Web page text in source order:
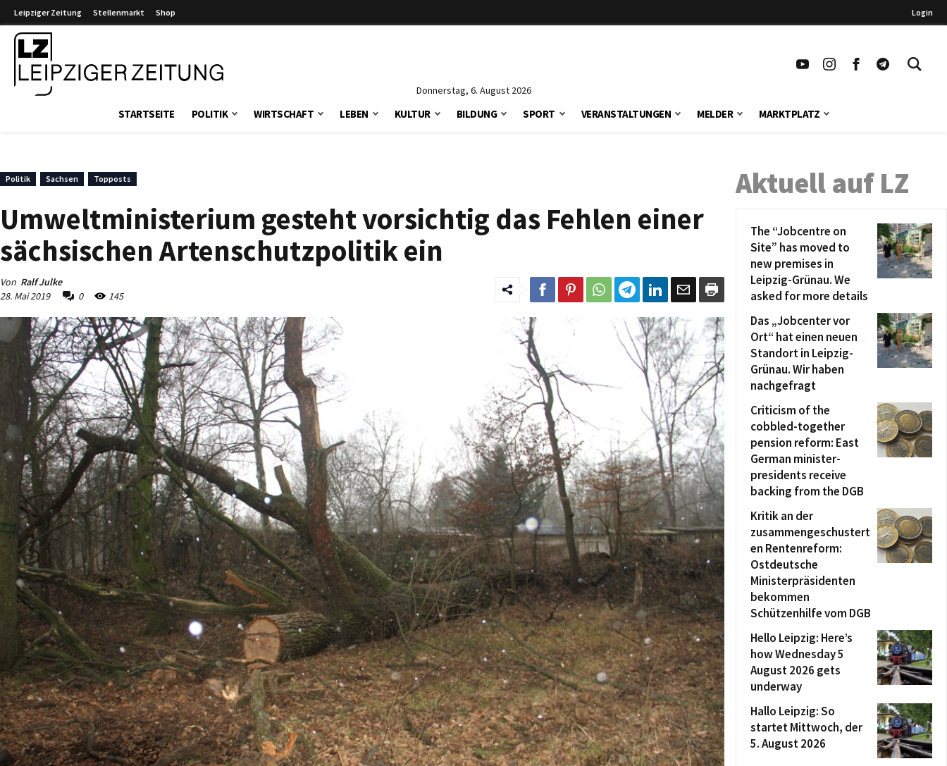
Leipziger Zeitung Stellenmarkt Shop Login
Donnerstag, 6. August 2026
STARTSEITE POLITIK WIRTSCHAFT LEBEN KULTUR BILDUNG SPORT VERANSTALTUNGEN MELDER MARKTPLATZ
Politik Sachsen Topposts
Umweltministerium gesteht vorsichtig das Fehlen einer
sächsischen Artenschutzpolitik ein
Von Ralf Julke
28. Mai 2019
0 145
Aktuell auf LZ
The “Jobcentre on
Site” has moved to
new premises in
Leipzig-Grünau. We
asked for more details
Das „Jobcenter vor
Ort“ hat einen neuen
Standort in Leipzig-
Grünau. Wir haben
nachgefragt
Criticism of the
cobbled-together
pension reform: East
German minister-
presidents receive
backing from the DGB
Kritik an der
zusammengeschustert
en Rentenreform:
Ostdeutsche
Ministerpräsidenten
bekommen
Schützenhilfe vom DGB
Hello Leipzig: Here’s
how Wednesday 5
August 2026 gets
underway
Hallo Leipzig: So
startet Mittwoch, der
5. August 2026